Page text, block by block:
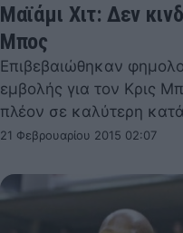
Μαϊάμι Χιτ: Δεν
Μπος
Επιβεβαιώθηκαν
εμβολής για τον Κρις
πλέον σε καλύτερη
21 Φεβρουαρίου 2015 02:07